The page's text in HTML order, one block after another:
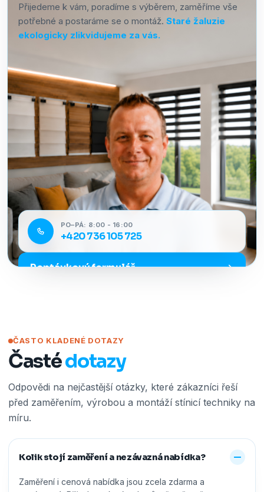
Přijedeme k vám, poradíme s výběrem, zaměříme vše
potřebné a postaráme se o montáž. Staré žaluzie
ekologicky zlikvidujeme za vás.
PO–PÁ: 8:00 - 16:00
+420 736 105 725
Poptávkový formulář
ČASTO KLADENÉ DOTAZY
Častédotazy
Odpovědi na nejčastější otázky, které zákazníci řeší
před zaměřením, výrobou a montáží stínicí techniky na
míru.
Kolik stojí zaměření a nezávazná nabídka?
Zaměření i cenová nabídka jsou zcela zdarma a